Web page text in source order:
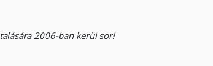
2006-ban kerül sor!